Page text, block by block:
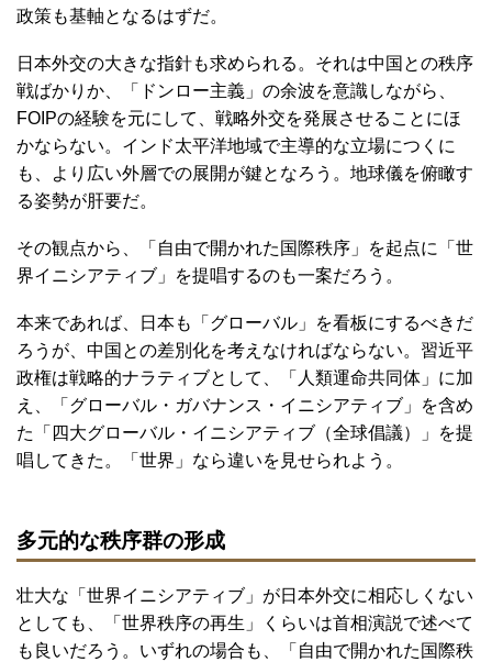
政策も基軸となるはずだ。
日本外交の大きな指針も求められる。それは中国との秩序
戦ばかりか、「ドンロー主義」の余波を意識しながら、
FOIPの経験を元にして、戦略外交を発展させることにほ
かならない。インド太平洋地域で主導的な立場につくに
も、より広い外層での展開が鍵となろう。地球儀を俯瞰す
る姿勢が肝要だ。
その観点から、「自由で開かれた国際秩序」を起点に「世
界イニシアティブ」を提唱するのも一案だろう。
本来であれば、日本も「グローバル」を看板にするべきだ
ろうが、中国との差別化を考えなければならない。習近平
政権は戦略的ナラティブとして、「人類運命共同体」に加
え、「グローバル・ガバナンス・イニシアティブ」を含め
た「四大グローバル・イニシアティブ（全球倡議）」を提
唱してきた。「世界」なら違いを見せられよう。
多元的な秩序群の形成
壮大な「世界イニシアティブ」が日本外交に相応しくない
としても、「世界秩序の再生」くらいは首相演説で述べて
も良いだろう。いずれの場合も、「自由で開かれた国際秩